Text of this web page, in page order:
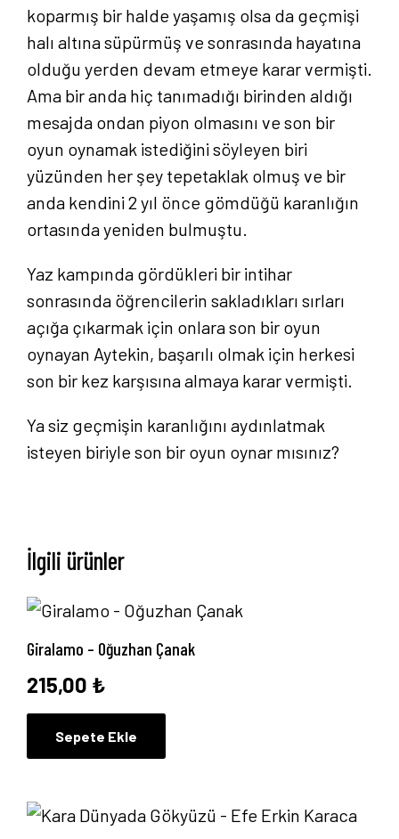
Anasayfa
Yayın Paketlerimiz
Yayınlarımız
Blog
İletişim
koparmış bir halde yaşamış olsa da geçmişi
halı altına süpürmüş ve sonrasında hayatına
olduğu yerden devam etmeye karar vermişti.
Ama bir anda hiç tanımadığı birinden aldığı
mesajda ondan piyon olmasını ve son bir
oyun oynamak istediğini söyleyen biri
yüzünden her şey tepetaklak olmuş ve bir
anda kendini 2 yıl önce gömdüğü karanlığın
ortasında yeniden bulmuştu.
Yaz kampında gördükleri bir intihar
sonrasında öğrencilerin sakladıkları sırları
açığa çıkarmak için onlara son bir oyun
oynayan Aytekin, başarılı olmak için herkesi
son bir kez karşısına almaya karar vermişti.
Ya siz geçmişin karanlığını aydınlatmak
isteyen biriyle son bir oyun oynar mısınız?
İlgili ürünler
Giralamo – Oğuzhan Çanak
215,00 ₺
Sepete Ekle